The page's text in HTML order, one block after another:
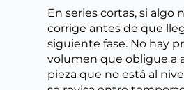
En series cortas, si algo
corrige antes de que
siguiente fase. No hay
volumen que obligue a
pieza que no está al